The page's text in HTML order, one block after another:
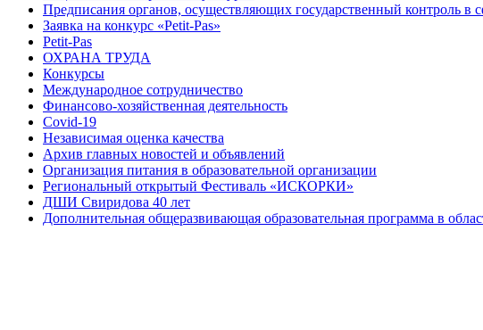
Предписания органов, осуществляющих государственный контроль в
Заявка на конкурс «Petit-Pas»
Petit-Pas
ОХРАНА ТРУДА
Конкурсы
Международное сотрудничество
Финансово-хозяйственная деятельность
Covid-19
Независимая оценка качества
Архив главных новостей и объявлений
Организация питания в образовательной организации
Региональный открытый Фестиваль «ИСКОРКИ»
ДШИ Свиридова 40 лет
Дополнительная общеразвивающая образовательная программа в